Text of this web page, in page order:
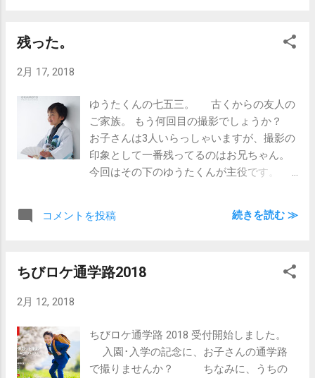
いえば、第三子誕生をご存じの方からは、
ゃん、かわいい｣って感じはありますが、む
しろ、兄ちゃん達が世話を焼いてる姿の方
が萌えまくりです。 本を読み聞かせてる
のとか、かわいすぎて悶え死にそうでし
た。 とは言いつつ、3ヶ月位で愛想も
残った。
2月 17, 2018
ゆうたくんの七五三。 古くからの友人の
ご家族。 もう何回目の撮影でしょうか？
お子さんは3人いらっしゃいますが、撮影の
印象として一番残ってるのはお兄ちゃん。
今回はその下のゆうたくんが主役です。
たが、気に入った扇子をいじりいじり、頑
どうにか持ちこたえてくれました。 帰り
コメントを投稿 続きを読む ≫
ちびロケ通学路2018
2月 12, 2018
ちびロケ通学路 2018 受付開始しました。
入園･入学の記念に、お子さんの通学路
で撮りませんか？ ちなみに、うちの